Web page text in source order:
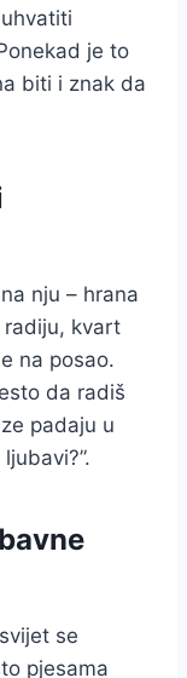
je to
biti i znak da
nju – hrana
radiju, kvart
na posao.
da radiš
padaju u
se
pjesama